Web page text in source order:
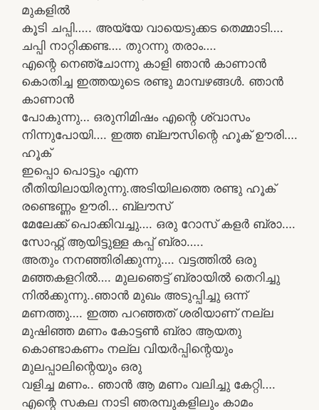
മുകളിൽ
കൂടി ചപ്പി….. അയ്യേ വായെടുക്കട തെമ്മാടി….
ചപ്പി നാറ്റിക്കണ്ട…. തുറന്നു തരാം….
എന്റെ നെഞ്ചോന്നു കാളി ഞാൻ കാണാൻ
കൊതിച്ച ഇത്തയുടെ രണ്ടു മാമ്പഴങ്ങൾ. ഞാൻ
കാണാൻ
പോകുന്നു… ഒരുനിമിഷം എന്റെ ശ്വാസം
നിന്നുപോയി…. ഇത്ത ബ്ലൗസിന്റെ ഹൂക് ഊരി….
ഹൂക്
ഇപ്പൊ പൊട്ടും എന്ന
രീതിയിലായിരുന്നു.അടിയിലത്തെ രണ്ടു ഹൂക്
രണ്ടെണ്ണം ഊരി… ബ്ലൗസ്
മേലേക്ക് പൊക്കിവച്ചു…. ഒരു റോസ് കളർ ബ്രാ….
സോഫ്റ്റ്‌ ആയിട്ടുള്ള കപ്പ്‌ ബ്രാ…..
അതും നനഞ്ഞിരിക്കുന്നു…. വട്ടത്തിൽ ഒരു
മഞ്ഞകളറിൽ…. മുലഞെട്ട് ബ്രായിൽ തെറിച്ചു
നിൽക്കുന്നു..ഞാൻ മുഖം അടുപ്പിച്ചു ഒന്ന്
മണത്തു…. ഇത്ത പറഞ്ഞത് ശരിയാണ് നല്ല
മുഷിഞ്ഞ മണം കോട്ടൺ ബ്രാ ആയതു
കൊണ്ടാകണം നല്ല വിയർപ്പിന്റെയും
മുലപ്പാലിന്റെയും ഒരു
വളിച്ച മണം.. ഞാൻ ആ മണം വലിച്ചു കേറ്റി….
എന്റെ സകല നാടി ഞരമ്പുകളിലും കാമം